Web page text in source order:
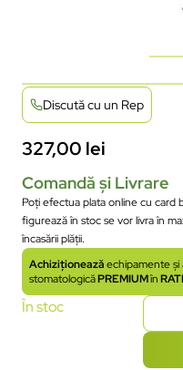
Discută cu un Rep
327,00 lei
Comandă și Livrare
Poți efectua plata online cu card
figurează în stoc se vor livra în
încasării plății.
Achiziționeazăechipamente și
stomatologicăPREMIUMîn
În stoc